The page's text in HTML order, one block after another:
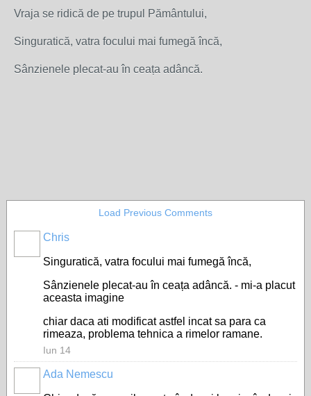
Vraja se ridică de pe trupul Pământului,
Singuratică, vatra focului mai fumegă încă,
Sânzienele plecat-au în ceața adâncă.
Load Previous Comments
Chris
Singuratică, vatra focului mai fumegă încă,
Sânzienele plecat-au în ceața adâncă. - mi-a placut
aceasta imagine
chiar daca ati modificat astfel incat sa para ca
rimeaza, problema tehnica a rimelor ramane.
Iun 14
Ada Nemescu